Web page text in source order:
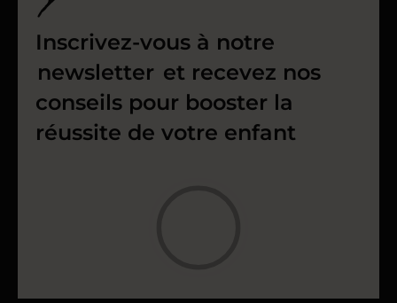
Inscrivez-vous à notre
newsletter et recevez nos
conseils pour booster la
réussite de votre enfant